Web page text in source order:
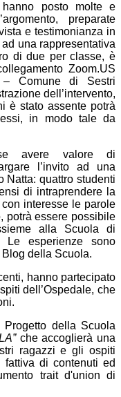
posto molte e
preparate
e testimonianza in
una rappresentativa
di due per classe, è
Zoom.US
– Comune di Sestri
dell’intervento,
è stato assente potrà
in modo tale da
avere valore di
l’invito ad una
Natta: quattro studenti
di intraprendere la
interesse le parole
potrà essere possibile
alla Scuola di
Le esperienze sono
Blog della Scuola.
hanno partecipato
dell’Ospedale, che
Progetto della Scuola
che accoglierà una
ragazzi e gli ospiti
fattiva di contenuti ed
trait d'union di